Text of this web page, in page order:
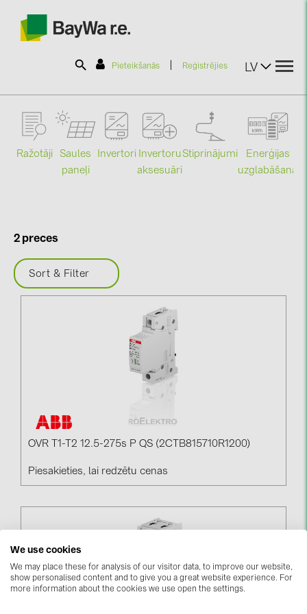
Pieteikšanās Reģistrējies LV
SOLAR-PLANIT
Jaunumi
Katalogi
Invertori (105)
Invertoru aksesuāri (84)
Enerģijas uzglabāšana (74)
RAŽOTĀJI
ABB (21)
AIKO Solar (2)
Ražotāji
Saules
paneļi
Invertori Invertoru
aksesuāri
Stiprinājumi
Enerģijas
uzglabāšana
2 preces
Sort & Filter
OVR T1-T2 12.5-275s P QS (2CTB815710R1200)
Piesakieties, lai redzētu cenas
We use cookies
We may place these for analysis of our visitor data, to improve our website,
show personalised content and to give you a great website experience. For
more information about the cookies we use open the settings.